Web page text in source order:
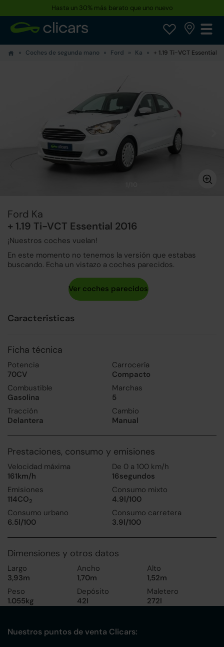
Hasta un 30% más barato que uno nuevo
Coches de segunda mano Ford Ka + 1.19 Ti-VCT Essential
Ford Ka
+ 1.19 Ti-VCT Essential 2016
¡Nuestros coches vuelan!
En este momento no tenemos la versión que estabas
buscando. Echa un vistazo a coches parecidos.
Características
Ficha técnica
Potencia
70CV
Carrocería
Compacto
Combustible
Gasolina
Marchas
5
Tracción
Delantera
Cambio
Manual
Prestaciones, consumo y emisiones
Velocidad máxima
161km/h
De 0 a 100 km/h
16segundos
Emisiones
114CO2
Consumo mixto
4.9l/100
Consumo urbano
6.5l/100
Consumo carretera
3.9l/100
Dimensiones y otros datos
Largo
3,93m
Ancho
1,70m
Alto
1,52m
Peso
1.055kg
Depósito
42l
Maletero
272l
Nuestros puntos de venta Clicars: